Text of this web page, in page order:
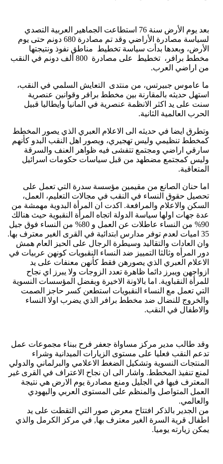
بعد يوم الأرض سنة 76 استطاعت الجماهير العربية التصدي
لسياسة مصادرة الأراضي وقد تم مصادرة 680 دونم حتى يوم
الأرض، وبعدها بدأت سياسة تخطيط مناطق نفوذ ونتيجتها
مخطط برافر، تخطيط على مصادرة 800 ألف دونم في النقب
من اراضي العرب.
ما عاموس جبيرتس، من منتدى التعايش السلمي في النقب،
استهل حديثه بالمقارنة بين مخطط برافر وقوانين عنصرية
سنت على يد اكثر الانظمة عنصرية في المانيا وايطاليا قبيل
الحرب العالمية الثانية.
وتطرق ايضا في حديثه الى الاعلام العبري الذي يصور المخطط
كمخطط تنظيمي وليس تهجيري، ويصور اهل النقب البدو كأنهم
سارقي اراضي ومجتمع تتفشى فيه ظواهر العنف والسرقة
وليس كمجتمع مضطهد من قبل سياسات حكومات اسرائيل
المتعاقبة.
اما حنان الصانع من مقيمين مؤسسة سدرة التي تعمل على
تحصيل حقوق النساء في النقب في مجالات التعليم، العمل،
السكن والاعلام والمرافعة. اكدت ان المرأة البدوية مهمشة من
عدة جهات اولها سياسة الدولة اتجاه المرأة النقبوية حيث هنالك
90% من النساء عاطلات عن العمل و 80% من النساء فوق جيل
35 اميات لعدم توفر مدارس ابتدائية في القرى الغير معترف بها.
وان العادات والتقاليد وسيطرة الرجال على الحيز العام همش
دور المرأه وثالثا التمييز ضد النساء النقبويات كونهن عربيات في
الاعلام العبري الذي يصورهن فقط كأنهن معنفات على يد
ازواجهن ويبرز دائما ظاهرة تعدد الزوجات ولا يبرز اي نجاح
للمرأة النقباوية. اما بالاونة الاخيرة وبفضل المؤسسات النسوية
التي تعمل مع النساء النقبويات استطعن كسر حاجز الصمت
والخروج للنضال ضد مخطط برافر الذي يضرب اولا النساء
والاطفال في النقب.
وقد طالب مدير مركز مساواة جعفر فرح ببناء مجموعات عمل
تدعم النقب فعليا على مستوى الزيارات الميدانية وشراء
المنتجات النسوية وتشكيل الضغط الاعلامي والبرلماني والدولي
لمنع تنفيذ المخطط. واشار الى ان نجاح الاعتراف في القرى غير
المعترف فيها في الجليل ومنع مصادرة يوم الارض هي نتيجة
العمل المتواصل والمنظم على المستوى العربي واليهودي
والعالمي.
من الجدير بالذكر افتتاح معرض صور التي التقطت على يد
اطفال قرية السرة الغير معترف بها, في مركز الكرمل والذي
يمكن زيارته يوميا.